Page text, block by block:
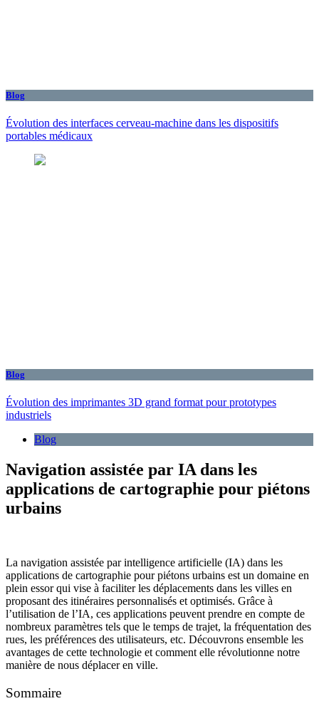
Blog
Évolution des interfaces cerveau-machine dans les dispositifs
portables médicaux
Blog
Évolution des imprimantes 3D grand format pour prototypes
industriels
Blog
Navigation assistée par IA dans les
applications de cartographie pour piétons
urbains
La navigation assistée par intelligence artificielle (IA) dans les
applications de cartographie pour piétons urbains est un domaine en
plein essor qui vise à faciliter les déplacements dans les villes en
proposant des itinéraires personnalisés et optimisés. Grâce à
l’utilisation de l’IA, ces applications peuvent prendre en compte de
nombreux paramètres tels que le temps de trajet, la fréquentation des
rues, les préférences des utilisateurs, etc. Découvrons ensemble les
avantages de cette technologie et comment elle révolutionne notre
manière de nous déplacer en ville.
Sommaire